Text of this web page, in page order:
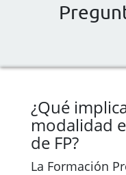
¿Qué
modalidad
de FP?
La Formación